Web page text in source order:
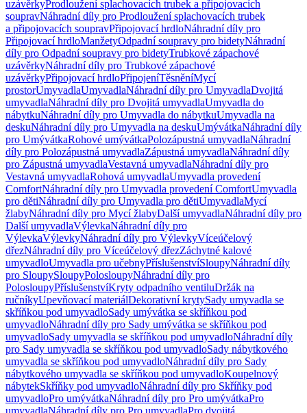
uzávěrkyProdloužení splachovacích trubek a připojovacích
soupravNáhradní díly pro Prodloužení splachovacích trubek
a připojovacích soupravPřipojovací hrdloNáhradní díly pro
Připojovací hrdloManžetyOdpadní soupravy pro bidetyNáhradní
díly pro Odpadní soupravy pro bidetyTrubkové zápachové
uzávěrkyNáhradní díly pro Trubkové zápachové
uzávěrkyPřipojovací hrdloPřipojeníTěsněníMycí
prostorUmyvadlaUmyvadlaNáhradní díly pro UmyvadlaDvojitá
umyvadlaNáhradní díly pro Dvojitá umyvadlaUmyvadla do
nábytkuNáhradní díly pro Umyvadla do nábytkuUmyvadla na
deskuNáhradní díly pro Umyvadla na deskuUmývátkaNáhradní díly
pro UmývátkaRohové umývátkaPolozápustná umyvadlaNáhradní
díly pro Polozápustná umyvadlaZápustná umyvadlaNáhradní díly
pro Zápustná umyvadlaVestavná umyvadlaNáhradní díly pro
Vestavná umyvadlaRohová umyvadlaUmyvadla provedení
ComfortNáhradní díly pro Umyvadla provedení ComfortUmyvadla
pro dětiNáhradní díly pro Umyvadla pro dětiUmyvadlaMycí
žlabyNáhradní díly pro Mycí žlabyDalší umyvadlaNáhradní díly pro
Další umyvadlaVýlevkaNáhradní díly pro
VýlevkaVýlevkyNáhradní díly pro VýlevkyVíceúčelový
dřezNáhradní díly pro Víceúčelový dřezZáchytné kalové
umyvadloUmyvadla pro učebnyPříslušenstvíSloupyNáhradní díly
pro SloupySloupyPolosloupyNáhradní díly pro
PolosloupyPříslušenstvíKryty odpadního ventiluDržák na
ručníkyUpevňovací materiálDekorativní krytySady umyvadla se
skříňkou pod umyvadloSady umývátka se skříňkou pod
umyvadloNáhradní díly pro Sady umývátka se skříňkou pod
umyvadloSady umyvadla se skříňkou pod umyvadloNáhradní díly
pro Sady umyvadla se skříňkou pod umyvadloSady nábytkového
umyvadla se skříňkou pod umyvadloNáhradní díly pro Sady
nábytkového umyvadla se skříňkou pod umyvadloKoupelnový
nábytekSkříňky pod umyvadloNáhradní díly pro Skříňky pod
umyvadloPro umývátkaNáhradní díly pro Pro umývátkaPro
umyvadlaNáhradní díly pro Pro umyvadlaPro dvojitá